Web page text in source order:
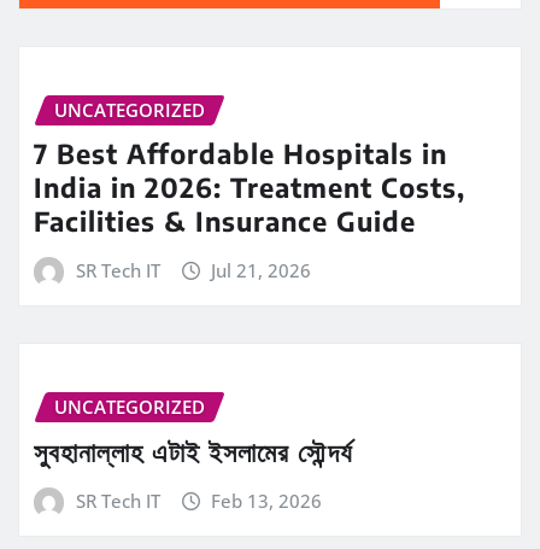
UNCATEGORIZED
7 Best Affordable Hospitals in
India in 2026: Treatment Costs,
Facilities & Insurance Guide
SR Tech IT Jul 21, 2026
UNCATEGORIZED
সুবহানাল্লাহ এটাই ইসলামের সৌন্দর্য
SR Tech IT Feb 13, 2026